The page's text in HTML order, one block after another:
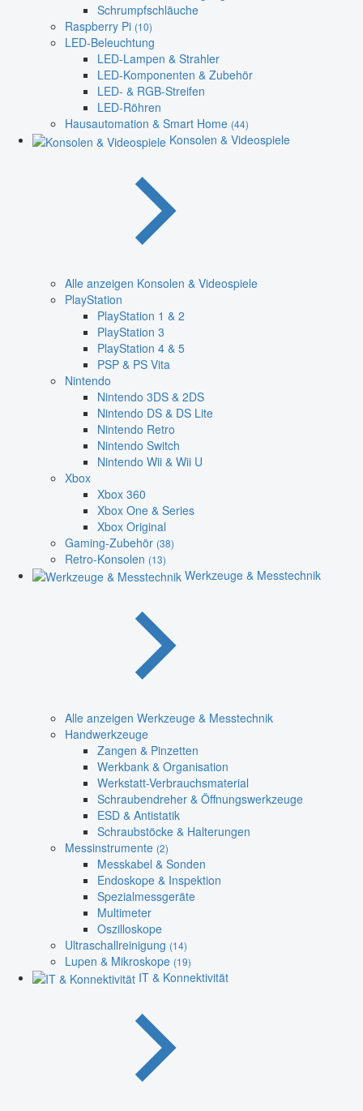
Schrumpfschläuche
Raspberry Pi (10)
LED-Beleuchtung
LED-Lampen & Strahler
LED-Komponenten & Zubehör
LED- & RGB-Streifen
LED-Röhren
Hausautomation & Smart Home (44)
Konsolen & Videospiele
Alle anzeigen Konsolen & Videospiele
PlayStation
PlayStation 1 & 2
PlayStation 3
PlayStation 4 & 5
PSP & PS Vita
Nintendo
Nintendo 3DS & 2DS
Nintendo DS & DS Lite
Nintendo Retro
Nintendo Switch
Nintendo Wii & Wii U
Xbox
Xbox 360
Xbox One & Series
Xbox Original
Gaming-Zubehör (38)
Retro-Konsolen (13)
Werkzeuge & Messtechnik
Alle anzeigen Werkzeuge & Messtechnik
Handwerkzeuge
Zangen & Pinzetten
Werkbank & Organisation
Werkstatt-Verbrauchsmaterial
Schraubendreher & Öffnungswerkzeuge
ESD & Antistatik
Schraubstöcke & Halterungen
Messinstrumente (2)
Messkabel & Sonden
Endoskope & Inspektion
Spezialmessgeräte
Multimeter
Oszilloskope
Ultraschallreinigung (14)
Lupen & Mikroskope (19)
IT & Konnektivität